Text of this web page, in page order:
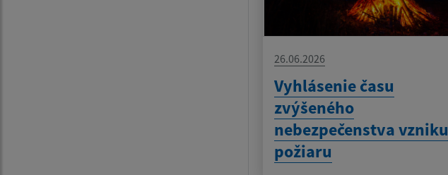
26.06.2026
Vyhlásenie času
zvýšeného
nebezpečenstva vzniku
požiaru